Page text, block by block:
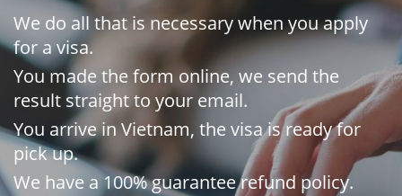
We do all that is necessary when you apply
for a visa.
You made the form online, we send the
result straight to your email.
You arrive in Vietnam, the visa is ready for
pick up.
We have a 100% guarantee refund policy.